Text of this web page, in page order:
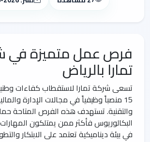
فرص عمل متميزة في
تمارا بالرياض
تسعى شركة تمارا لاستقطاب كفاءات
15 منصباً وظيفياً في مجالات الإدارة
والتقنية. تستهدف هذه الفرص المتاحة
البكالوريوس فأكثر ممن يمتلكون
في بيئة ديناميكية تعتمد على الابتكار